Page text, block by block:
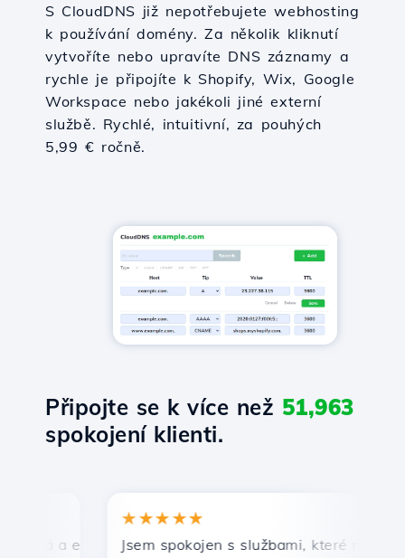
S CloudDNS již nepotřebujete webhosting
k používání domény. Za několik kliknutí
vytvoříte nebo upravíte DNS záznamy a
rychle je připojíte k Shopify, Wix, Google
Workspace nebo jakékoli jiné externí
službě. Rychlé, intuitivní, za pouhých
5,99 € ročně.
Připojte se k více než 51,963
spokojení klienti.
a efektivní technická podpora.
★★★★★
Jsem spokojen s službami, které nabízí